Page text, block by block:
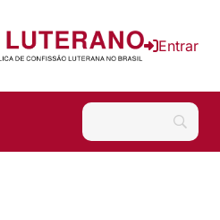
Entrar